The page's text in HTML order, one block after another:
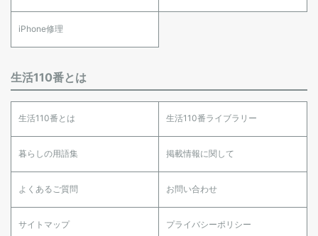
iPhone修理
生活110番とは
生活110番とは 生活110番ライブラリー
暮らしの用語集 掲載情報に関して
よくあるご質問 お問い合わせ
サイトマップ プライバシーポリシー